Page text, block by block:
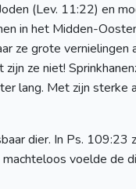
(Lev. 11:22) en
in het Midden-
ze grote vernielingen
ze niet!
lang. Met zijn sterke
dier. In Ps. 109:23
voelde de